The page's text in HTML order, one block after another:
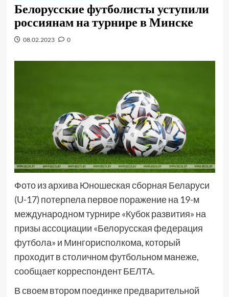
Белорусские футболисты уступили
россиянам на турнире в Минске
08.02.2023 0
Фото из архива Юношеская сборная Беларуси
(U-17) потерпела первое поражение на 19-м
международном турнире «Кубок развития» на
призы ассоциации «Белорусская федерация
футбола» и Мингорисполкома, который
проходит в столичном футбольном манеже,
сообщает корреспондент БЕЛТА.
В своем втором поединке предварительной